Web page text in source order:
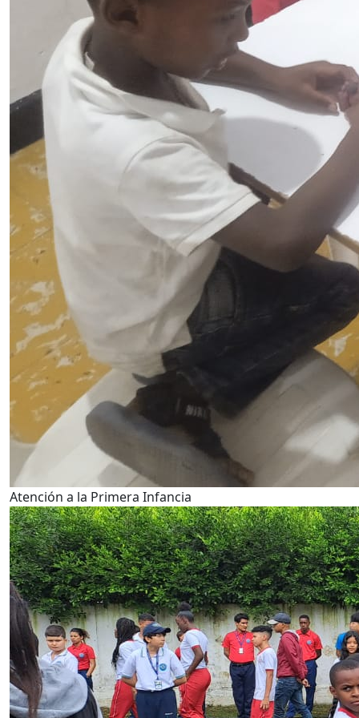
Atención a la Primera Infancia